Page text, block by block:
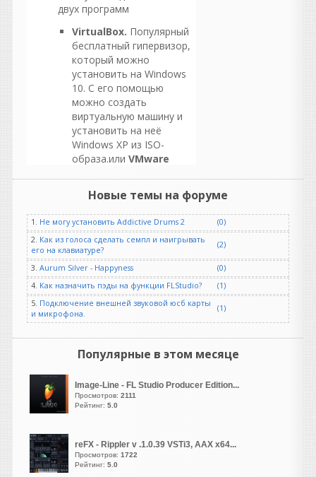
двух программ
VirtualBox. Популярный
бесплатный гипервизор,
который можно
установить на Windows
10. С его помощью
можно создать
виртуальную машину и
установить на неё
Windows XP из ISO-
образа.или VMware
гипервизор, который
также поддерживает
Windows XP
ничего нигде
форматировать не
нужно!
устанавливаем одну из
этих программ и ещё
отдельно скачиваем
устанвливаетет
программу виртуалку
используем тот самый
ISO образ WINDOWS XP!
хотите установить образ
винды !
Можете даже создать
Новые темы на форуме
1. Не могу установить Addictive Drums 2
(0)
2. Как из голоса сделать семпл и наигрывать
его на клавиатуре?
(2)
3. Aurum Silver - Happyness
(0)
4. Как назначить пэды на функции FLStudio?
(1)
5. Подключение внешней звуковой юсб карты
и микрофона.
(1)
Популярные в этом месяце
Image-Line - FL Studio Producer Edition...
Просмотров: 2111
Рейтинг: 5.0
reFX - Rippler v .1.0.39 VSTi3, AAX x64...
Просмотров: 1722
Рейтинг: 5.0